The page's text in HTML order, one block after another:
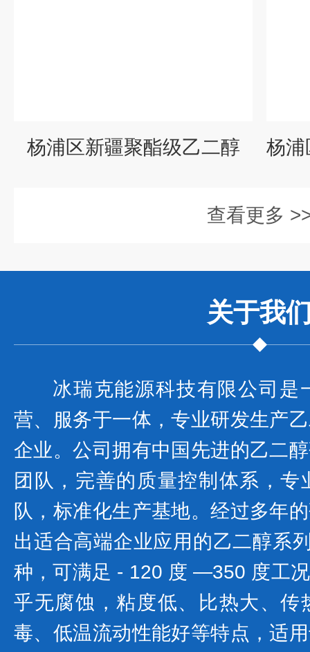
杨浦区新疆聚酯级乙二醇
查看更多
关于我
冰瑞克能源科技有限公司是
营、服务于一体，专业研发生产
企业。公司拥有中国先进的乙二
团队，完善的质量控制体系，
队，标准化生产基地。经过多年
出适合高端企业应用的乙二醇系
种，可满足 - 120 度 —350 度工
乎无腐蚀，粘度低、比热大、传
毒、低温流动性能好等特点，适